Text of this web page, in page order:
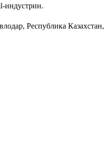
индустрии.
Республика Казахстан,